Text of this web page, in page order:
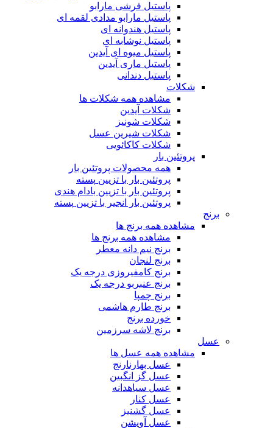
پاستیل فرشی مارابو
پاستیل مارابو مدادی لقمه ای
پاستیل هندوانه ای
پاستیل نوشابه ای
پاستیل میوه ای آیدین
پاستیل ماری آیدین
پاستیل دندانی
شکلات
مشاهده همه شکلات ها
شکلات آیدین
شکلات شونیز
شکلات شیرین عسل
شکلات کاکائویی
پروتئین بار
همه محصولات پروتئین بار
پروتئین بار با تزیین پسته
پروتئین بار با تزیین بادام هندی
پروتئین بار انجیر با تزیین پسته
برنج
مشاهده همه برنج ها
مشاهده همه برنج ها
برنج نیم دانه معطر
برنج لنجان
برنج کامفیروزی درجه یک
برنج عنبربو درجه یک
برنج چمپا
برنج طارم هاشمی
خورده برنج
برنج لاشه سرزمین
عسل
مشاهده همه عسل ها
عسل بهارنارنج
عسل گز انگبین
عسل سیاهدانه
عسل کنار
عسل گشنیز
عسل آویشن